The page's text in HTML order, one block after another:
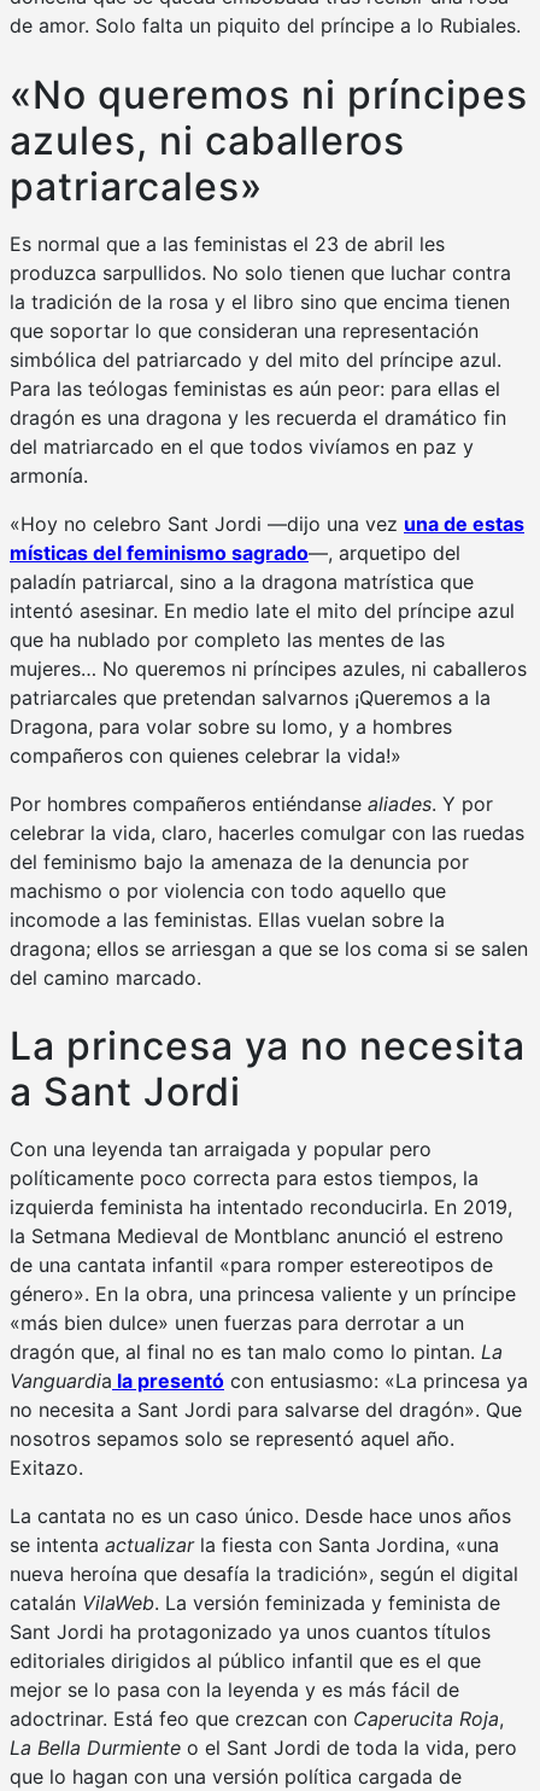
de amor. Solo falta un piquito del príncipe a lo Rubiales.
«No queremos ni príncipes
azules, ni caballeros
patriarcales»
Es normal que a las feministas el 23 de abril les
produzca sarpullidos. No solo tienen que luchar contra
la tradición de la rosa y el libro sino que encima tienen
que soportar lo que consideran una representación
simbólica del patriarcado y del mito del príncipe azul.
Para las teólogas feministas es aún peor: para ellas el
dragón es una dragona y les recuerda el dramático fin
del matriarcado en el que todos vivíamos en paz y
armonía.
«Hoy no celebro Sant Jordi —dijo una vez una de estas
místicas del feminismo sagrado—, arquetipo del
paladín patriarcal, sino a la dragona matrística que
intentó asesinar. En medio late el mito del príncipe azul
que ha nublado por completo las mentes de las
mujeres… No queremos ni príncipes azules, ni caballeros
patriarcales que pretendan salvarnos ¡Queremos a la
Dragona, para volar sobre su lomo, y a hombres
compañeros con quienes celebrar la vida!»
Por hombres compañeros entiéndanse aliades. Y por
celebrar la vida, claro, hacerles comulgar con las ruedas
del feminismo bajo la amenaza de la denuncia por
machismo o por violencia con todo aquello que
incomode a las feministas. Ellas vuelan sobre la
dragona; ellos se arriesgan a que se los coma si se salen
del camino marcado.
La princesa ya no necesita
a Sant Jordi
Con una leyenda tan arraigada y popular pero
políticamente poco correcta para estos tiempos, la
izquierda feminista ha intentado reconducirla. En 2019,
la Setmana Medieval de Montblanc anunció el estreno
de una cantata infantil «para romper estereotipos de
género». En la obra, una princesa valiente y un príncipe
«más bien dulce» unen fuerzas para derrotar a un
dragón que, al final no es tan malo como lo pintan. La
Vanguardia la presentó con entusiasmo: «La princesa ya
no necesita a Sant Jordi para salvarse del dragón». Que
nosotros sepamos solo se representó aquel año.
Exitazo.
La cantata no es un caso único. Desde hace unos años
se intenta actualizarla fiesta con Santa Jordina, «una
nueva heroína que desafía la tradición», según el digital
catalán VilaWeb. La versión feminizada y feminista de
Sant Jordi ha protagonizado ya unos cuantos títulos
editoriales dirigidos al público infantil que es el que
mejor se lo pasa con la leyenda y es más fácil de
adoctrinar. Está feo que crezcan con Caperucita Roja,
La Bella Durmiente o el Sant Jordi de toda la vida, pero
que lo hagan con una versión política cargada de